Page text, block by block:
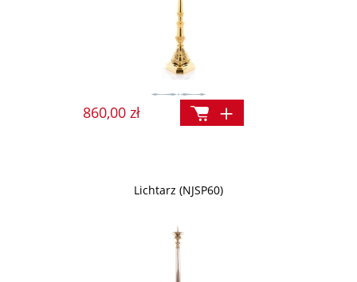
860,00 zł
Lichtarz (NJSP60)